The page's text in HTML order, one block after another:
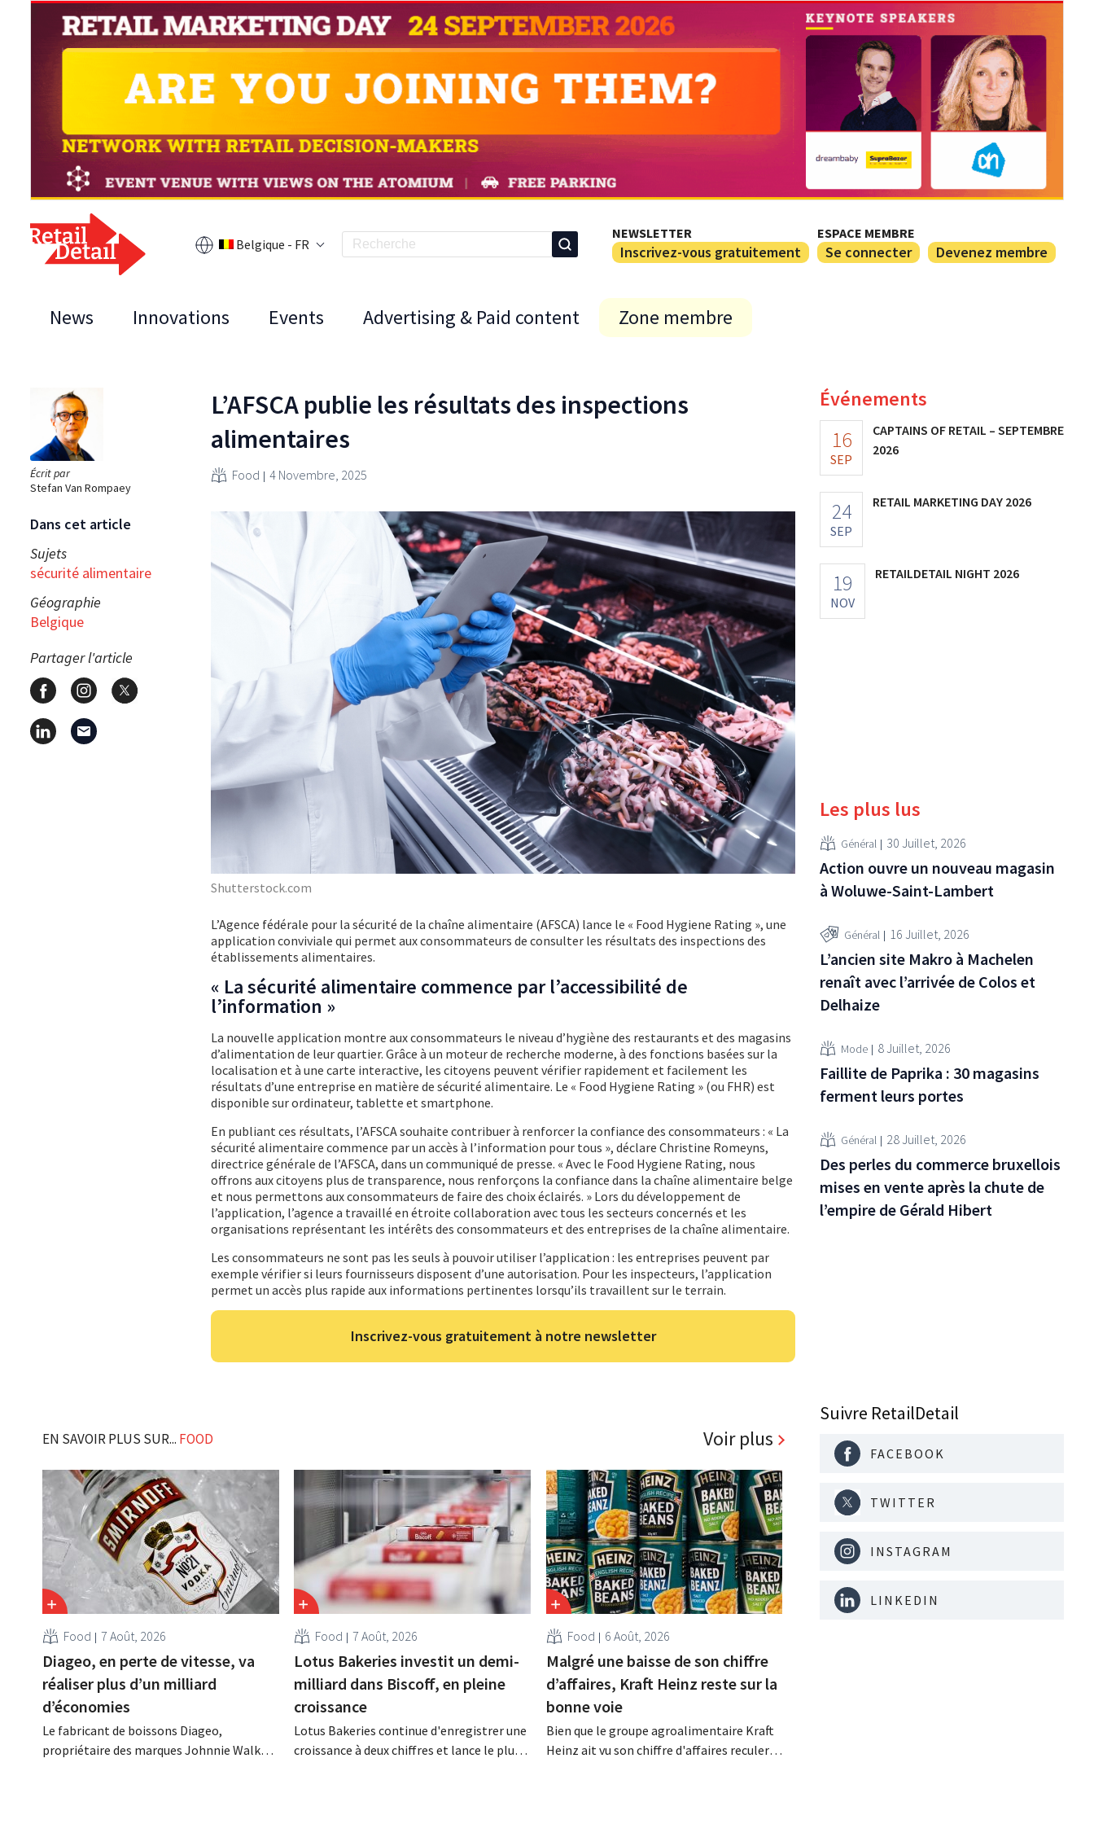
Belgique - FR
NEWSLETTER
Inscrivez-vous gratuitement
ESPACE MEMBRE
Se connecter Devenez membre
News Innovations Events Advertising & Paid content Zone membre
Écrit par
Stefan Van Rompaey
Dans cet article
Sujets
sécurité alimentaire
Géographie
Belgique
Partager l'article
L’AFSCA publie les résultats des inspections
alimentaires
Food 4 Novembre, 2025
Shutterstock.com
L’Agence fédérale pour la sécurité de la chaîne alimentaire (AFSCA) lance le « Food Hygiene Rating », une
application conviviale qui permet aux consommateurs de consulter les résultats des inspections des
établissements alimentaires.
« La sécurité alimentaire commence par l’accessibilité de
l’information »
La nouvelle application montre aux consommateurs le niveau d’hygiène des restaurants et des magasins
d’alimentation de leur quartier. Grâce à un moteur de recherche moderne, à des fonctions basées sur la
localisation et à une carte interactive, les citoyens peuvent vérifier rapidement et facilement les
résultats d’une entreprise en matière de sécurité alimentaire. Le « Food Hygiene Rating » (ou FHR) est
disponible sur ordinateur, tablette et smartphone.
En publiant ces résultats, l’AFSCA souhaite contribuer à renforcer la confiance des consommateurs : « La
sécurité alimentaire commence par un accès à l’information pour tous », déclare Christine Romeyns,
directrice générale de l’AFSCA, dans un communiqué de presse. « Avec le Food Hygiene Rating, nous
offrons aux citoyens plus de transparence, nous renforçons la confiance dans la chaîne alimentaire belge
et nous permettons aux consommateurs de faire des choix éclairés. » Lors du développement de
l’application, l’agence a travaillé en étroite collaboration avec tous les secteurs concernés et les
organisations représentant les intérêts des consommateurs et des entreprises de la chaîne alimentaire.
Les consommateurs ne sont pas les seuls à pouvoir utiliser l’application : les entreprises peuvent par
exemple vérifier si leurs fournisseurs disposent d’une autorisation. Pour les inspecteurs, l’application
permet un accès plus rapide aux informations pertinentes lorsqu’ils travaillent sur le terrain.
Inscrivez-vous gratuitement à notre newsletter
EN SAVOIR PLUS SUR... FOOD Voir plus
Food 7 Août, 2026
Diageo, en perte de vitesse, va
réaliser plus d’un milliard
d’économies
Le fabricant de boissons Diageo,
propriétaire des marques Johnnie Walker,
Food 7 Août, 2026
Lotus Bakeries investit un demi-
milliard dans Biscoff, en pleine
croissance
Lotus Bakeries continue d'enregistrer une
croissance à deux chiffres et lance le plus
Food 6 Août, 2026
Malgré une baisse de son chiffre
d’affaires, Kraft Heinz reste sur la
bonne voie
Bien que le groupe agroalimentaire Kraft
Heinz ait vu son chiffre d'affaires reculer
Événements
16
SEP
CAPTAINS OF RETAIL – SEPTEMBRE
2026
24
SEP
RETAIL MARKETING DAY 2026
19
NOV
RETAILDETAIL NIGHT 2026
Les plus lus
Général 30 Juillet, 2026
Action ouvre un nouveau magasin
à Woluwe-Saint-Lambert
Général 16 Juillet, 2026
L’ancien site Makro à Machelen
renaît avec l’arrivée de Colos et
Delhaize
Mode 8 Juillet, 2026
Faillite de Paprika : 30 magasins
ferment leurs portes
Général 28 Juillet, 2026
Des perles du commerce bruxellois
mises en vente après la chute de
l’empire de Gérald Hibert
Suivre RetailDetail
FACEBOOK
TWITTER
INSTAGRAM
LINKEDIN